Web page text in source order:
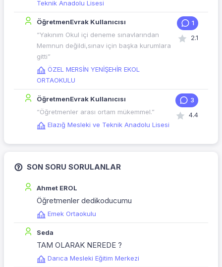
Teknik Anadolu Lisesi
ÖğretmenEvrak Kullanıcısı
“Yakınım Okul içi deneme sınavlarından
Memnun değildi,sınav için başka kurumlara
gitti”
ÖZEL MERSİN YENİŞEHİR EKOL
ORTAOKULU
1
2.1
ÖğretmenEvrak Kullanıcısı
“Öğretmenler arası ortam mükemmel.”
Elazığ Mesleki ve Teknik Anadolu Lisesi
3
4.4
SON SORU SORULANLAR
Ahmet EROL
Öğretmenler dedikoducumu
Emek Ortaokulu
Seda
TAM OLARAK NEREDE ?
Darıca Mesleki Eğitim Merkezi